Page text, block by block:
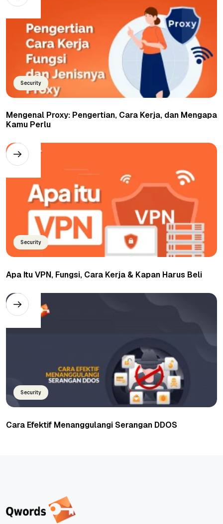
Security
Mengenal Proxy: Pengertian, Cara Kerja, dan Mengapa
Kamu Perlu
Security
Apa Itu VPN, Fungsi, Cara Kerja & Kapan Harus Beli
Security
Cara Efektif Menanggulangi Serangan DDOS